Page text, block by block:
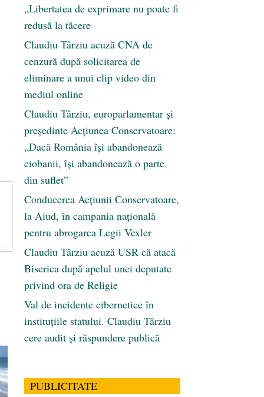
„Libertatea de exprimare nu poate fi
redusă la tăcere
Claudiu Târziu acuză CNA de
cenzură după solicitarea de
eliminare a unui clip video din
mediul online
Claudiu Târziu, europarlamentar și
președinte Acțiunea Conservatoare:
„Dacă România își abandonează
ciobanii, își abandonează o parte
din suflet”
Conducerea Acțiunii Conservatoare,
la Aiud, în campania națională
pentru abrogarea Legii Vexler
Claudiu Târziu acuză USR că atacă
Biserica după apelul unei deputate
privind ora de Religie
Val de incidente cibernetice în
instituțiile statului. Claudiu Târziu
cere audit și răspundere publică
PUBLICITATE